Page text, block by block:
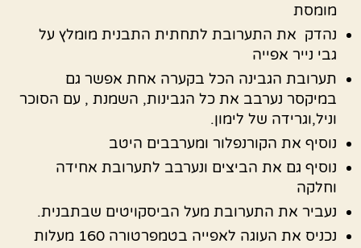
מומסת
נהדק את התערובת לתחתית התבנית מומלץ על
גבי נייר אפייה
תערובת הגבינה הכל בקערה אחת אפשר גם
במיקסר נערבב את כל הגבינות, השמנת , עם הסוכר
וניל,וגרידה של לימון.
נוסיף את הקורנפלור ומערבבים היטב
נוסיף גם את הביצים ונערבב לתערובת אחידה
וחלקה
נעביר את התערובת מעל הביסקויטים שבתבנית.
נכניס את העוגה לאפייה בטמפרטורה 160 מעלות